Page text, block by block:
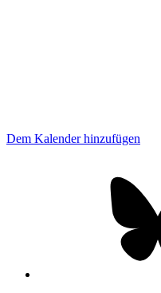
Dem Kalender hinzufügen